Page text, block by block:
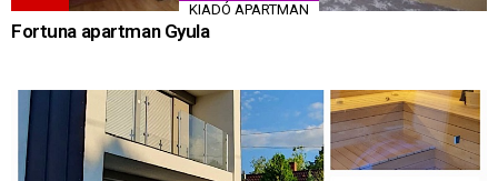
KIADÓ APARTMAN
Fortuna apartman Gyula